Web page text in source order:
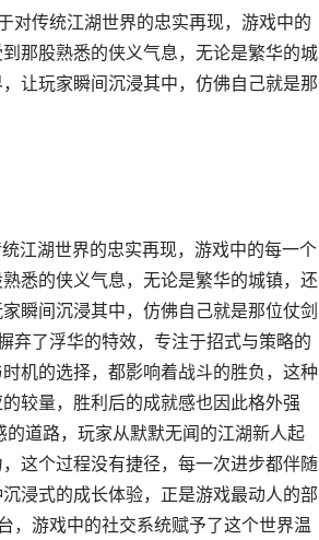
传统江湖世界的忠实再现，游戏中的
那股熟悉的侠义气息，无论是繁华的城
让玩家瞬间沉浸其中，仿佛自己就是那
江湖世界的忠实再现，游戏中的每一个
悉的侠义气息，无论是繁华的城镇，还
瞬间沉浸其中，仿佛自己就是那位仗剑
弃了浮华的特效，专注于招式与策略的
机的选择，都影响着战斗的胜负，这种
较量，胜利后的成就感也因此格外强
道路，玩家从默默无闻的江湖新人起
这个过程没有捷径，每一次进步都伴随
浸式的成长体验，正是游戏最动人的部
，游戏中的社交系统赋予了这个世界温